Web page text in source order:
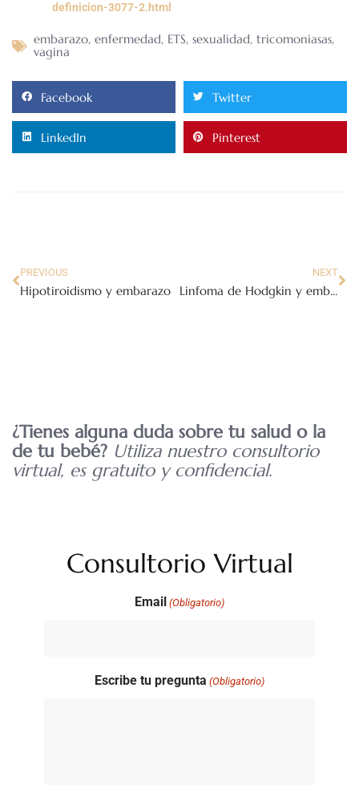
definicion-3077-2.html
embarazo, enfermedad, ETS, sexualidad, tricomoniasas,
vagina
Facebook Twitter
LinkedIn Pinterest
PREVIOUS
Hipotiroidismo y embarazo
NEXT
Linfoma de Hodgkin y embarazo
¿Tienes alguna duda sobre tu salud o la
de tu bebé? Utiliza nuestro consultorio
virtual, es gratuito y confidencial.
Consultorio Virtual
Email (Obligatorio)
Escribe tu pregunta (Obligatorio)